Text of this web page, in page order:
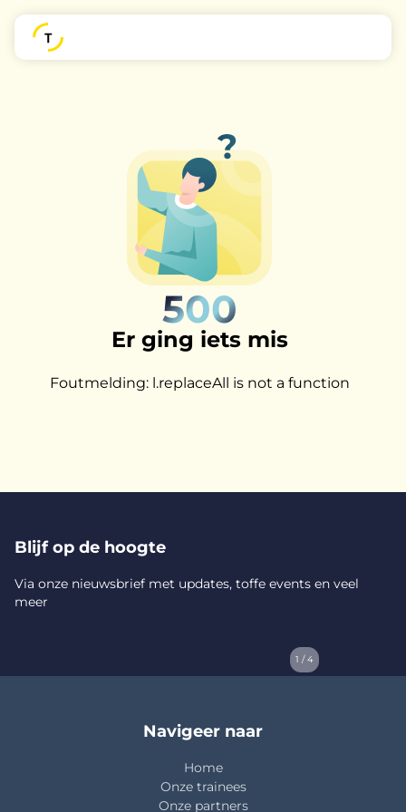
500
Er ging iets mis
Foutmelding: l.replaceAll is not a function
Blijf op de hoogte
Via onze nieuwsbrief met updates, toffe events en veel
meer
1 / 4
Navigeer naar
Home
Onze trainees
Onze partners